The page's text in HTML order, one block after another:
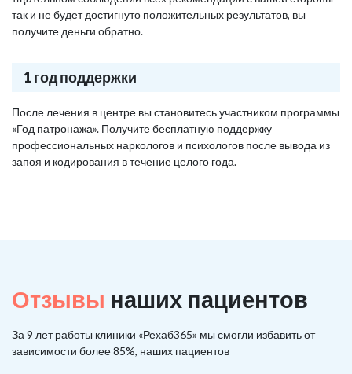
так и не будет достигнуто положительных результатов, вы
получите деньги обратно.
1 год поддержки
После лечения в центре вы становитесь участником программы
«Год патронажа». Получите бесплатную поддержку
профессиональных наркологов и психологов после вывода из
запоя и кодирования в течение целого года.
Отзывы наших пациентов
За 9 лет работы клиники «Рехаб365» мы смогли избавить от
зависимости более 85%, наших пациентов